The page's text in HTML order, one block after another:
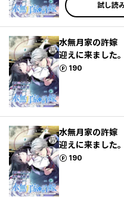
試し読
水無月家の許嫁
迎えに来ました
190
ポイント
水無月家の許嫁
迎えに来ました
190
ポイント